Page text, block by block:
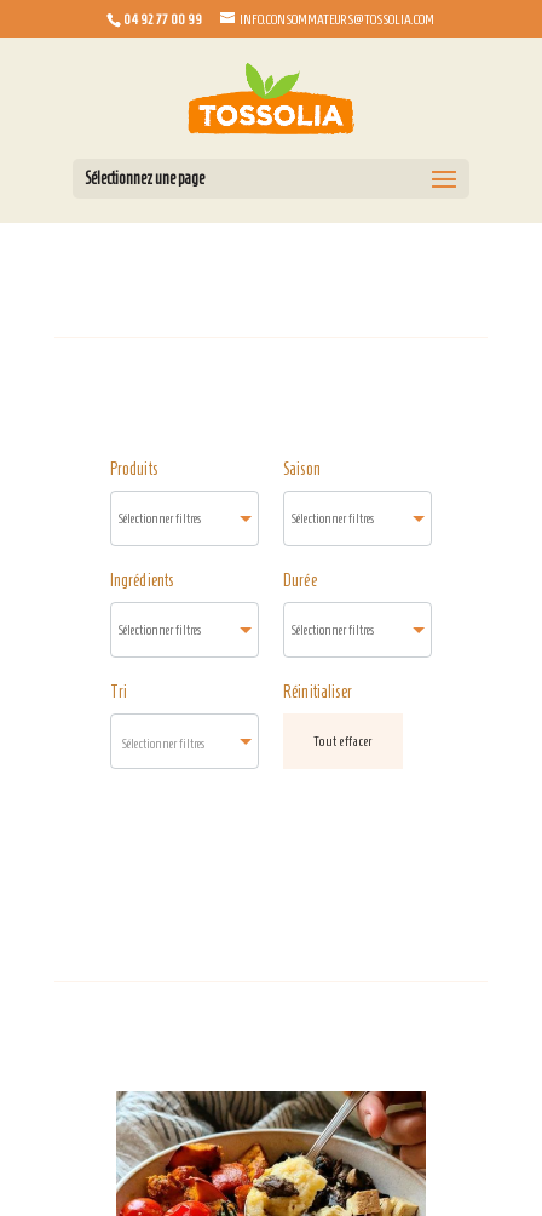
04 92 77 00 99 INFO.CONSOMMATEURS@TOSSOLIA.COM
Sélectionnez une page
Produits Saison
Ingrédients Durée
Tri
Sélectionner filtres
Réinitialiser
Tout effacer